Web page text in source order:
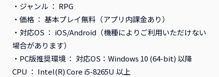
・ジャンル ： RPG
・価格 ： 基本プレイ無料（アプリ内課金あり）
・対応OS ： iOS/Android（機種によりご利用いただけない
場合があります）
・PC版推奨環境 ： 対応OS：Windows 10 (64-bit) 以降
CPU ： Intel(R) Core i5-8265U 以上